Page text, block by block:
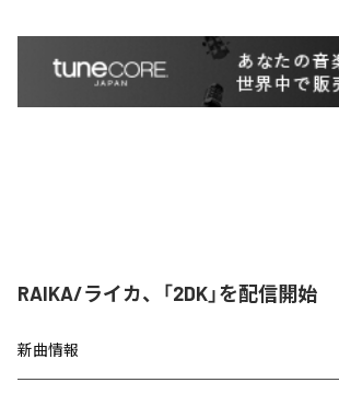
RAIKA/ライカ、「2DK」を配信開始
新曲情報